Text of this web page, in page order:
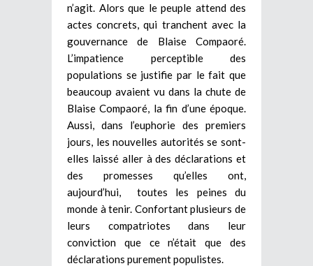
n’agit. Alors que le peuple attend des
actes concrets, qui tranchent avec la
gouvernance de Blaise Compaoré.
L’impatience perceptible des
populations se justifie par le fait que
beaucoup avaient vu dans la chute de
Blaise Compaoré, la fin d’une époque.
Aussi, dans l’euphorie des premiers
jours, les nouvelles autorités se sont-
elles laissé aller à des déclarations et
des promesses qu’elles ont,
aujourd’hui, toutes les peines du
monde à tenir. Confortant plusieurs de
leurs compatriotes dans leur
conviction que ce n’était que des
déclarations purement populistes.